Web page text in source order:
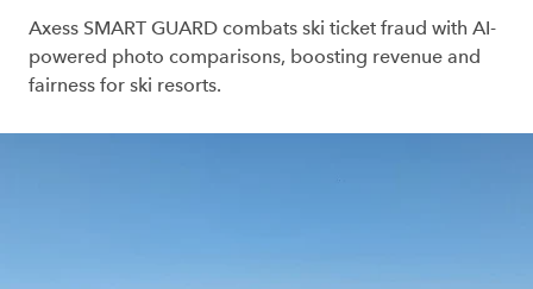
Axess SMART GUARD combats ski ticket fraud with AI-
powered photo comparisons, boosting revenue and
fairness for ski resorts.